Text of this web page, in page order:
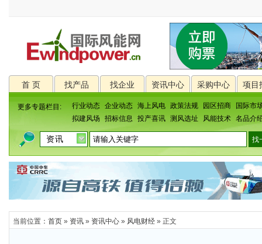
首 页 找产品 找企业 资讯中心 采购中心 项目
更多专题栏目: 行业动态 企业动态 海上风电 政策法规 园区招商
国际市
拟建风场
招标信息 投产喜讯 测风选址 风能技术 名品介
当前位置： 首页 » 资讯 » 资讯中心 » 风电财经 » 正文